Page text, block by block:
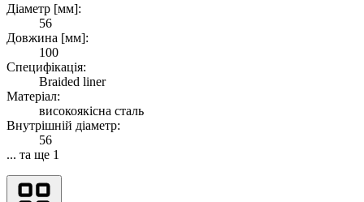
Діаметр [мм]:
56
Довжина [мм]:
100
Специфікація:
Braided liner
Матеріал:
високоякісна сталь
Внутрішній діаметр:
56
... та ще 1